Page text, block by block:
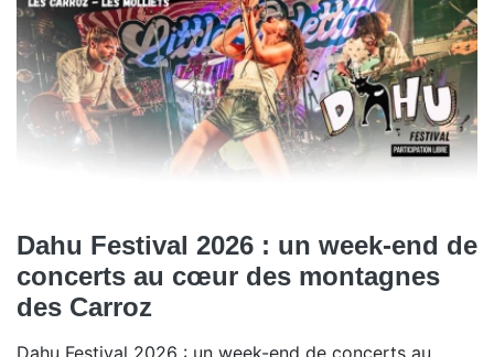
Dahu Festival 2026 : un week-end de
concerts au cœur des montagnes
des Carroz